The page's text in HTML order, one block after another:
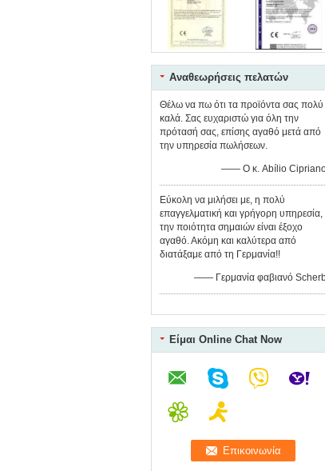
Αναθεωρήσεις πελατών
Θέλω να πω ότι τα προϊόντα σας πολύ
καλά. Σας ευχαριστώ για όλη την
πρότασή σας, επίσης αγαθό μετά από
την υπηρεσία πωλήσεων.
—— Ο κ. Abílio
Εύκολη να μιλήσει με, η πολύ
επαγγελματική και γρήγορη υπηρεσία,
την ποιότητα σημαιών είναι έξοχο
αγαθό. Ακόμη και καλύτερα από
διατάξαμε από τη Γερμανία!!
—— Γερμανία φαβιανό
Είμαι Online Chat Now